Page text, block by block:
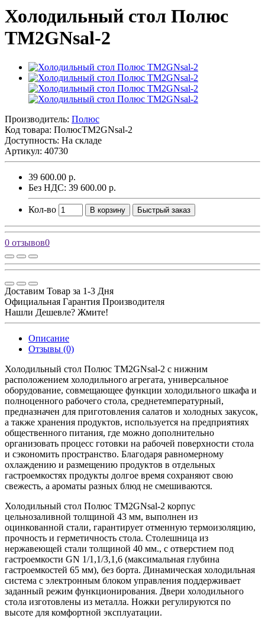
Холодильный стол Полюс
TM2GNsal-2
Производитель: Полюс
Код товара: ПолюсTM2GNsal-2
Доступность: На складе
Артикул: 40730
39 600.00 р.
Без НДС: 39 600.00 р.
Кол-во В корзину Быстрый заказ
0 отзывов0
Доставим Товар за 1-3 Дня
Официальная Гарантия Производителя
Нашли Дешевле? Жмите!
Описание
Отзывы (0)
Холодильный стол Полюс TM2GNsal-2 с нижним
расположением холодильного агрегата, универсальное
оборудование, совмещающее функции холодильного шкафа и
полноценного рабочего стола, среднетемпературный,
предназначен для приготовления салатов и холодных закусок,
а также хранения продуктов, используется на предприятиях
общественного питания, где можно дополнительно
организовать процесс готовки на рабочей поверхности стола
и сэкономить пространство. Благодаря равномерному
охлаждению и размещению продуктов в отдельных
гастроемкостях продукты долгое время сохраняют свою
свежесть, а ароматы разных блюд не смешиваются.
Холодильный стол Полюс TM2GNsal-2 корпус
цельнозаливной толщиной 43 мм, выполнен из
оцинкованной стали, гарантирует отменную термоизоляцию,
прочность и герметичность стола. Столешница из
нержавеющей стали толщиной 40 мм., с отверстием под
гастроемкости GN 1/1,1/3,1,6 (максимальная глубина
гастроемкостей 65 мм), без борта. Динамическая холодильная
система с электронным блоком управления поддерживает
заданный режим функционирования. Двери холодильного
стола изготовлены из металла. Ножки регулируются по
высоте для комфортной эксплуатации.